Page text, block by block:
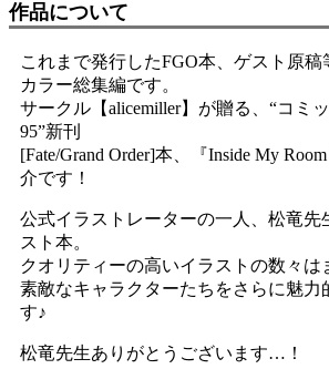
作品について
これまで発行したFGO本、ゲスト原
カラー総集編です。
サークル【alicemiller】が贈る、“コミ
95”新刊
[Fate/Grand Order]本、『Inside My
介です！
公式イラストレーターの一人、松竜先
スト本。
クオリティーの高いイラストの数々は
素敵なキャラクターたちをさらに魅力
す♪
松竜先生ありがとうございます…！